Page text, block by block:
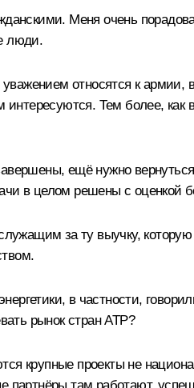
Меня очень
люди.
относятся к армии,
Тем более,
ещё нужно
в целом решены с оценкой
за ту выучку,
в частности,
рынок стран АТР?
крупные проекты не
там работают,